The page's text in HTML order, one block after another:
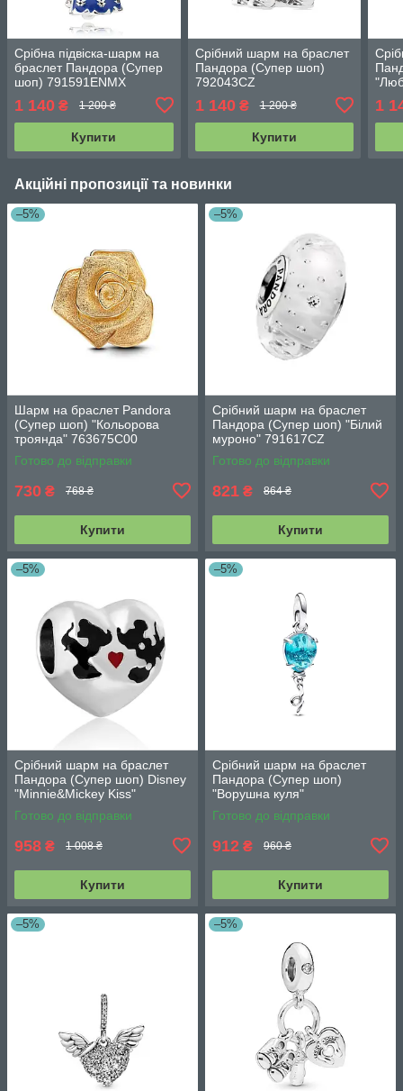
Срібна підвіска-шарм на
браслет Пандора (Супер
шоп) 791591ENMX
1 140 ₴ 1 200 ₴
Купити
Срібний шарм на браслет
Пандора (Супер шоп)
792043CZ
1 140₴ 1 200 ₴
Купити
1
Акційні пропозиції та новинки
–5%
Шарм на браслет Pandora
(Супер шоп) "Кольорова
троянда" 763675C00
Готово до відправки
730 ₴ 768 ₴
Купити
–5%
Срібний шарм на браслет
Пандора (Супер шоп) "Білий
муроно" 791617CZ
Готово до відправки
821 ₴ 864 ₴
Купити
–5%
Срібний шарм на браслет
Пандора (Супер шоп) Disney
"Minnie&Mickey Kiss"
791443ENMX
Готово до відправки
958 ₴ 1 008 ₴
Купити
–5%
Срібний шарм на браслет
Пандора (Супер шоп)
"Ворушна куля"
Готово до відправки
912 ₴ 960 ₴
Купити
–5% –5%